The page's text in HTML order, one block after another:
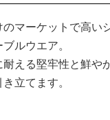
マーケットで高い
ルウエア。
える堅牢性と鮮や
立てます。